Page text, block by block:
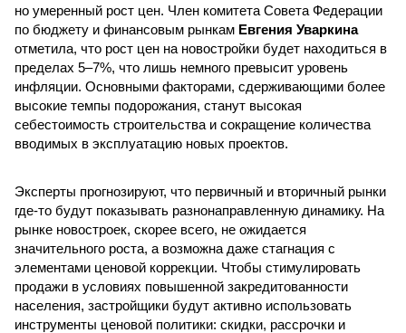
но умеренный рост цен. Член комитета Совета Федерации
по бюджету и финансовым рынкам Евгения Уваркина
отметила, что рост цен на новостройки будет находиться в
пределах 5–7%, что лишь немного превысит уровень
инфляции. Основными факторами, сдерживающими более
высокие темпы подорожания, станут высокая
себестоимость строительства и сокращение количества
вводимых в эксплуатацию новых проектов.
Эксперты прогнозируют, что первичный и вторичный рынки
где-то будут показывать разнонаправленную динамику. На
рынке новостроек, скорее всего, не ожидается
значительного роста, а возможна даже стагнация с
элементами ценовой коррекции. Чтобы стимулировать
продажи в условиях повышенной закредитованности
населения, застройщики будут активно использовать
инструменты ценовой политики: скидки, рассрочки и